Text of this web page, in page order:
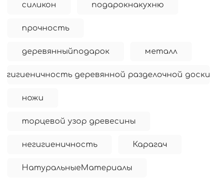
силикон подарокнакухню
прочность
деревянныйподарок металл
гигиеничность деревянной разделочной доски
ножи
торцевой узор древесины
негигиеничность Карагач
НатуральныеМатериалы